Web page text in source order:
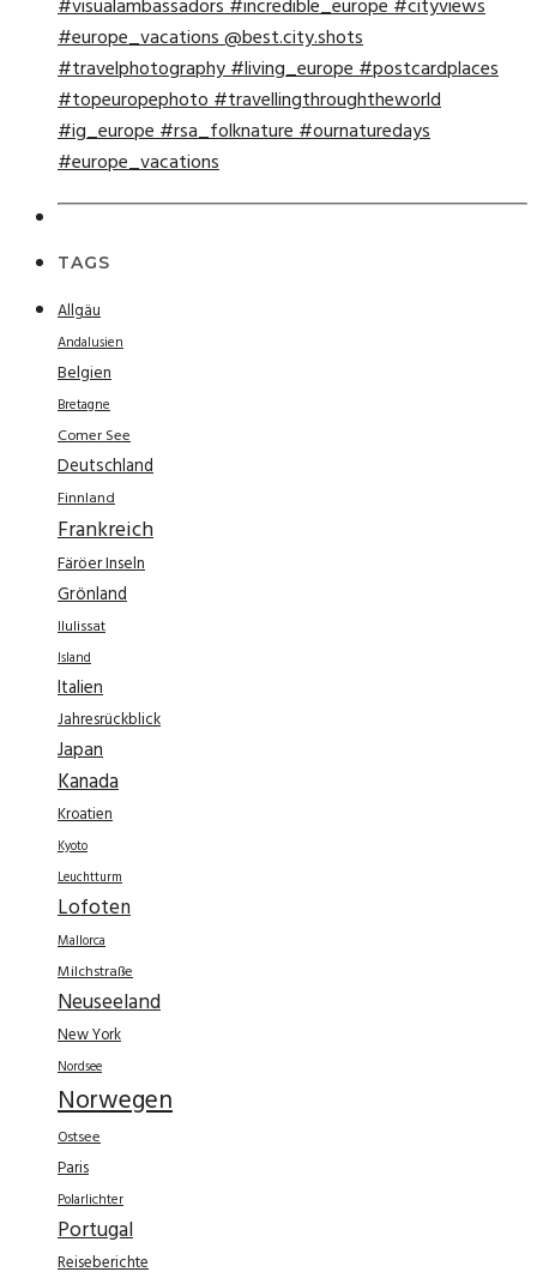
TAGS
Allgäu
Andalusien
Belgien
Bretagne
Comer See
Deutschland
Finnland
Frankreich
Färöer Inseln
Grönland
Ilulissat
Island
Italien
Jahresrückblick
Japan
Kanada
Kroatien
Kyoto
Leuchtturm
Lofoten
Mallorca
Milchstraße
Neuseeland
New York
Nordsee
Norwegen
Ostsee
Paris
Polarlichter
Portugal
Reiseberichte